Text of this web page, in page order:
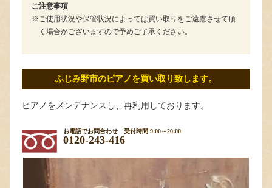
ご注意事項
ご使用状況や保管状況によっては買い取りをご遠慮させて頂
く場合がございますので予めご了承ください。
ふじみ野市のピアノを買い取り致します。
ピアノをメンテナンスし、再利用しております。
お電話でお問合わせ 受付時間 9:00～20:00
0120-243-416